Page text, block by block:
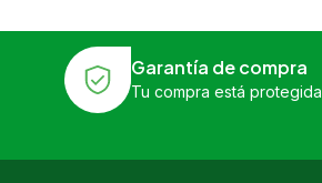
Garantía de compra
Tu compra está protegida